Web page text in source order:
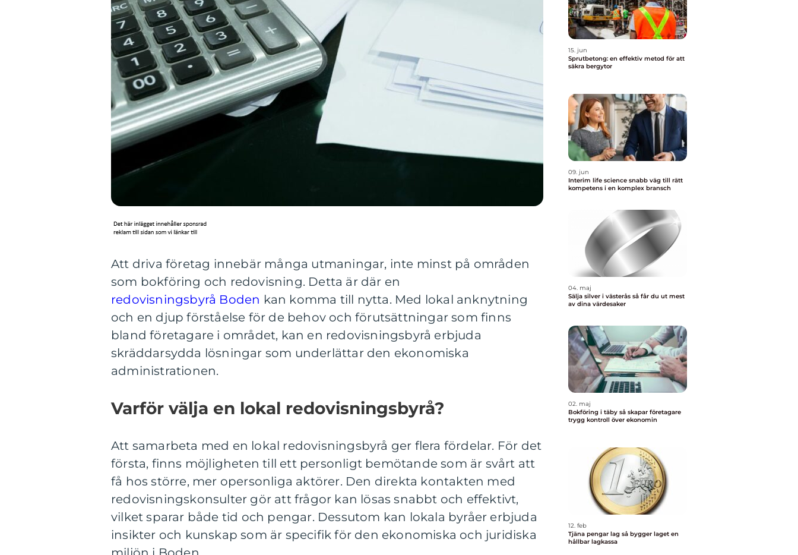
Att driva företag innebär många utmaningar, inte minst på områden
som bokföring och redovisning. Detta är där en
redovisningsbyrå Boden kan komma till nytta. Med lokal anknytning
och en djup förståelse för de behov och förutsättningar som finns
bland företagare i området, kan en redovisningsbyrå erbjuda
skräddarsydda lösningar som underlättar den ekonomiska
administrationen.
Varför välja en lokal redovisningsbyrå?
Att samarbeta med en lokal redovisningsbyrå ger flera fördelar. För det
första, finns möjligheten till ett personligt bemötande som är svårt att
få hos större, mer opersonliga aktörer. Den direkta kontakten med
redovisningskonsulter gör att frågor kan lösas snabbt och effektivt,
vilket sparar både tid och pengar. Dessutom kan lokala byråer erbjuda
insikter och kunskap som är specifik för den ekonomiska och juridiska
15. jun
Sprutbetong: en effektiv metod för att
säkra bergytor
09. jun
Interim life science snabb väg till rätt
kompetens i en komplex bransch
04. maj
Sälja silver i västerås så får du ut mest
av dina värdesaker
02. maj
Bokföring i täby så skapar företagare
trygg kontroll över ekonomin
12. feb
Tjäna pengar lag så bygger laget en
hållbar lagkassa